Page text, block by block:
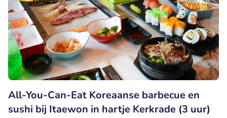
All-You-Can-Eat Koreaanse barbecue en
sushi bij Itaewon in hartje Kerkrade (3 uur)